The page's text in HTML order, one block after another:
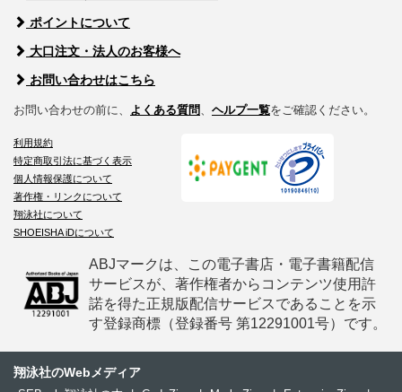
ポイントについて
大口注文・法人のお客様へ
お問い合わせはこちら
お問い合わせの前に、 よくある質問、 ヘルプ一覧をご確認ください。
利用規約
特定商取引法に基づく表示
個人情報保護について
著作権・リンクについて
翔泳社について
SHOEISHA iDについて
ABJマークは、この電子書店・電子書籍配信
サービスが、著作権者からコンテンツ使用許
諾を得た正規版配信サービスであることを示
す登録商標（登録番号 第12291001号）です。
翔泳社のWebメディア